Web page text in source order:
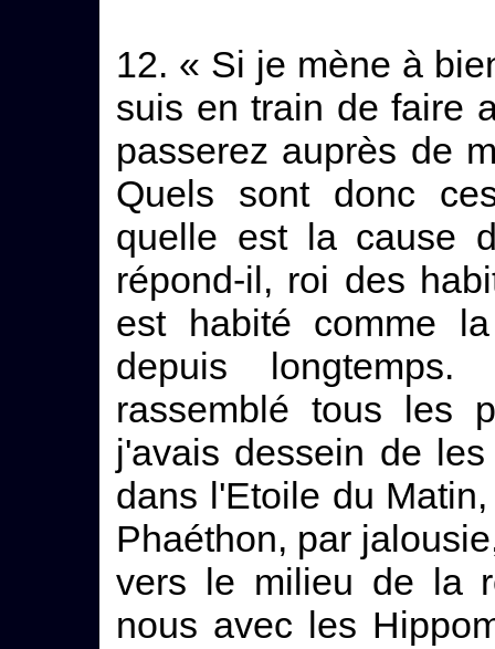
12. « Si je mène à
suis en train de faire
passerez auprès de
Quels sont donc
quelle est la cause
répond-il, roi des
est habité comme
depuis
rassemblé tous les
j'avais dessein de
dans l'Etoile du
Phaéthon, par
vers le milieu de la
nous avec les